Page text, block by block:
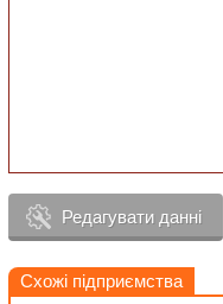
Редагувати данні
Схожі підприємства